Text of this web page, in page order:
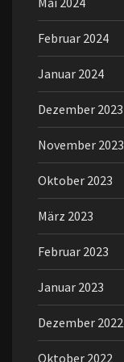
Februar 2024
Januar 2024
Dezember 2023
November 2023
Oktober 2023
März 2023
Februar 2023
Januar 2023
Dezember 2022
Oktober 2022